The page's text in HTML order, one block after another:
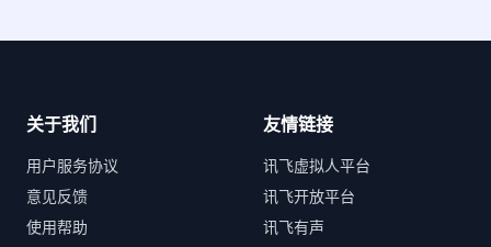
关于我们
用户服务协议
意见反馈
使用帮助
友情链接
讯飞虚拟人平台
讯飞开放平台
讯飞有声